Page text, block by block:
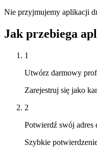
Nie przyjmujemy aplikacji
Jak przebiega
1
Utwórz darmowy
Zarejestruj się jako
2
Potwierdź swój adres
Szybkie